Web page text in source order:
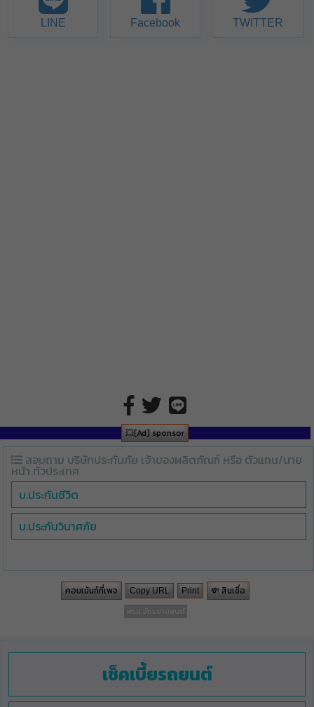
LINE Facebook TWITTER
💥[Ad] sponsor
สอบถาม บริษัทประกันภัย เจ้าของผลิตภัณฑ์ หรือ ตัวแทน/นาย
หน้า ทั่วประเทศ
บ.ประกันชีวิต
บ.ประกันวินาศภัย
คอมเม้นท์ที่เพจ Copy URL Print 💸 สินเชื่อ
พรบ.จักรยานยนต์
เช็คเบี้ยรถยนต์